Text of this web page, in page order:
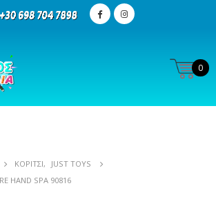
0
ΚΟΡΊΤΣΙ,
JUST TOYS
HAND SPA 90816